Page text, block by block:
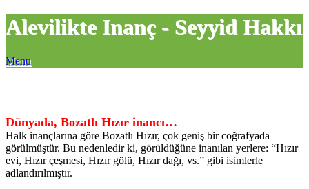
Alevilikte Inanç - Seyyid Hakkı
Menu
Dünyada, Bozatlı Hızır inancı…
Halk inançlarına göre Bozatlı Hızır, çok geniş bir coğrafyada
görülmüştür. Bu nedenledir ki, görüldüğüne inanılan yerlere: “Hızır
evi, Hızır çeşmesi, Hızır gölü, Hızır dağı, vs.” gibi isimlerle
adlandırılmıştır.